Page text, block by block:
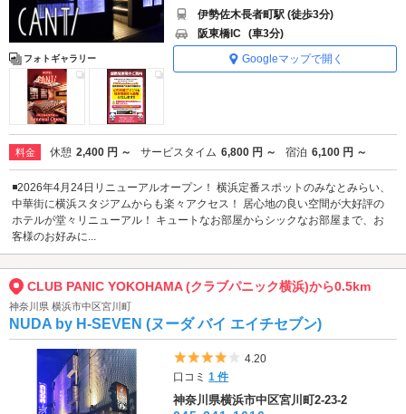
フォトギャラリー
伊勢佐木長者町駅 (徒歩3分)
阪東橋IC (車3分)
Googleマップで開く
料金 休憩 2,400 円 ～ サービスタイム 6,800 円 ～ 宿泊 6,100 円 ～
◾️2026年4月24日リニューアルオープン！ 横浜定番スポットのみなとみらい、
中華街に横浜スタジアムからも楽々アクセス！ 居心地の良い空間が大好評の
ホテルが堂々リニューアル！ キュートなお部屋からシックなお部屋まで、お
客様のお好みに...
CLUB PANIC YOKOHAMA (クラブパニック横浜)から0.5km
神奈川県 横浜市中区宮川町
NUDA by H-SEVEN (ヌーダ バイ エイチセブン)
5つ星のうち4
4.20
口コミ1 件
神奈川県横浜市中区宮川町2-23-2